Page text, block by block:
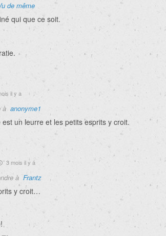
de même
qui que ce soit.
il y a
à anonyme1
un leurre et les petits esprits y croit.
3 mois il y a
à Frantz
y croit…